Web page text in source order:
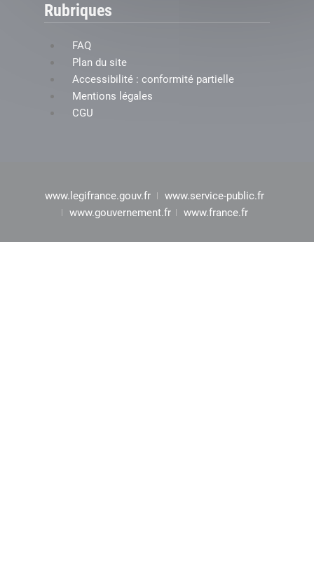
Rubriques
FAQ
Plan du site
Accessibilité : conformité partielle
Mentions légales
CGU
www.legifrance.gouv.fr
www.service-public.fr
www.gouvernement.fr
www.france.fr